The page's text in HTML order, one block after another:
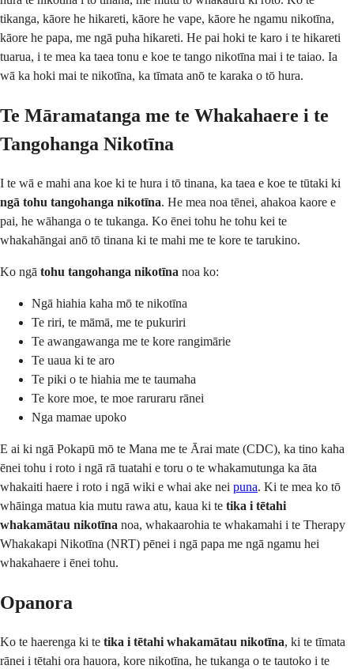
tikanga, kāore he hikareti, kāore he vape, kāore he ngamu nikotīna,
kāore he papa, me ngā puha hikareti. He pai hoki te karo i te hikareti
tuarua, i te mea ka taea tonu e koe te tango nikotīna mai i te taiao. Ia
wā ka hoki mai te nikotīna, ka tīmata anō te karaka o tō hura.
Te Māramatanga me te Whakahaere i te
Tangohanga Nikotīna
I te wā e mahi ana koe ki te hura i tō tinana, ka taea e koe te tūtaki ki
ngā tohu tangohanga nikotīna. He mea noa tēnei, ahakoa kaore e
pai, he wāhanga o te tukanga. Ko ēnei tohu he tohu kei te
whakahāngai anō tō tinana ki te mahi me te kore te tarukino.
Ko ngā tohu tangohanga nikotīna noa ko:
Ngā hiahia kaha mō te nikotīna
Te riri, te māmā, me te pukuriri
Te awangawanga me te kore rangimārie
Te uaua ki te aro
Te piki o te hiahia me te taumaha
Te kore moe, te moe raruraru rānei
Nga mamae upoko
E ai ki ngā Pokapū mō te Mana me te Ārai mate (CDC), ka tino kaha
ēnei tohu i roto i ngā rā tuatahi e toru o te whakamutunga ka āta
whakaiti haere i roto i ngā wiki e whai ake nei puna. Ki te mea ko tō
whāinga matua kia mutu rawa atu, kaua ki te tika i tētahi
whakamātau nikotīna noa, whakaarohia te whakamahi i te Therapy
Whakakapi Nikotīna (NRT) pēnei i ngā papa me ngā ngamu hei
whakahaere i ēnei tohu.
Opanora
Ko te haerenga ki te tika i tētahi whakamātau nikotīna, ki te tīmata
rānei i tētahi ora hauora, kore nikotīna, he tukanga o te tautoko i te